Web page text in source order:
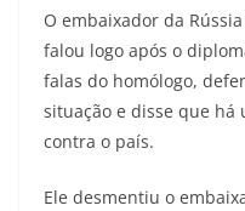
O embaixador da
falou logo após o
falas do homólogo,
situação e disse que
contra o país.
Ele desmentiu o